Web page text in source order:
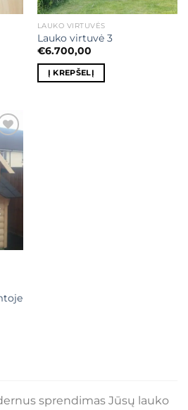
LAUKO VIRTUVĖS
Lauko virtuvė 3
€6.700,00
Į KREPŠELĮ
sprendimas Jūsų lauko